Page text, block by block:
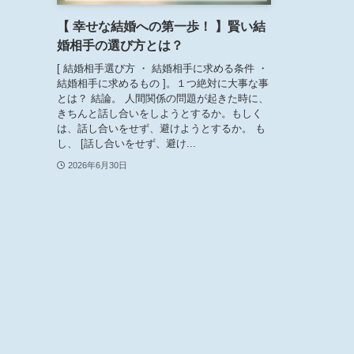
【 幸せな結婚への第一歩！ 】賢い結
婚相手の選び方とは？
[ 結婚相手選び方 ・ 結婚相手に求める条件 ・
結婚相手に求めるもの ]。１つ絶対に大事な事
とは？ 結論。 人間関係の問題が起きた時に、
きちんと話し合いをしようとするか。もしく
は、話し合いをせず、避けようとするか。 も
し、 [話し合いをせず、避け...
2026年6月30日